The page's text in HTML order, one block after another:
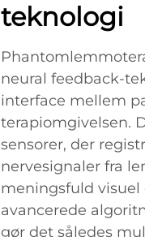
teknologi
neural feedback-
interface mellem
terapiomgivelsen.
sensorer, der
nervesignaler fra
meningsfuld visuel
avancerede
gør det således